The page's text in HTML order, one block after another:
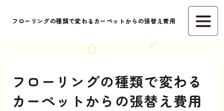
フローリングの種類で変わるカーペットからの張替え費用
フローリングの種類で変わる
カーペットからの張替え費用